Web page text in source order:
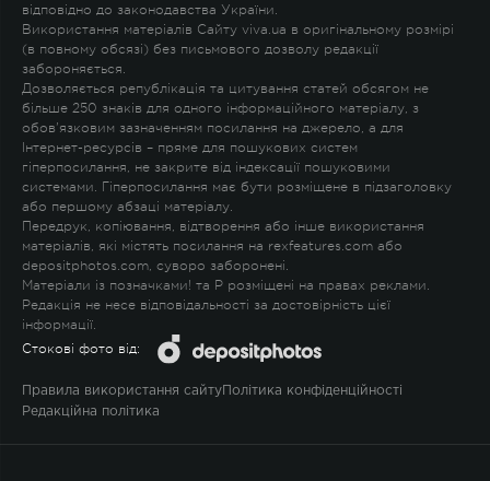
відповідно до законодавства України.
Використання матеріалів Сайту viva.ua в оригінальному розмірі
(в повному обсязі) без письмового дозволу редакції
забороняється.
Дозволяється републікація та цитування статей обсягом не
більше 250 знаків для одного інформаційного матеріалу, з
обов'язковим зазначенням посилання на джерело, а для
Інтернет-ресурсів – пряме для пошукових систем
гіперпосилання, не закрите від індексації пошуковими
системами. Гіперпосилання має бути розміщене в підзаголовку
або першому абзаці матеріалу.
Передрук, копіювання, відтворення або інше використання
матеріалів, які містять посилання на rexfeatures.com або
depositphotos.com, суворо заборонені.
Матеріали із позначками! та P розміщені на правах реклами.
Редакція не несе відповідальності за достовірність цієї
інформації.
Стокові фото від:
Правила використання сайту Політика конфіденційності
Редакційна політика